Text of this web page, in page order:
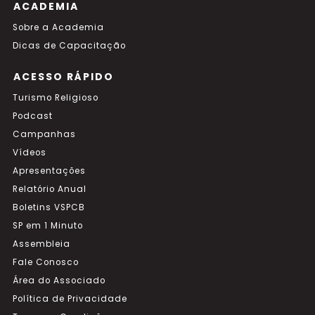
ACADEMIA
Sobre a Academia
Dicas de Capacitação
ACESSO RÁPIDO
Turismo Religioso
Podcast
Campanhas
Vídeos
Apresentações
Relatório Anual
Boletins VSPCB
SP em 1 Minuto
Assembleia
Fale Conosco
Área do Associado
Política de Privacidade